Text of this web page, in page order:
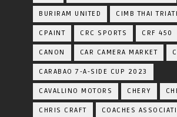
BURIRAM UNITED CIMB THAI
CPAINT CRC SPORTS CRF 450
CANON CAR CAMERA MARKET
CARABAO 7-A-SIDE CUP 2023
CAVALLINO MOTORS CHERY
CHRIS CRAFT COACHES